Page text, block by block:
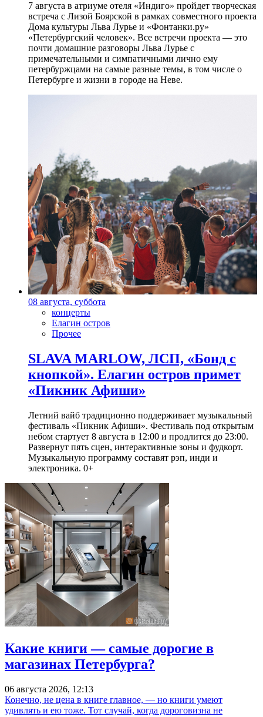
7 августа в атриуме отеля «Индиго» пройдет творческая
встреча с Лизой Боярской в рамках совместного проекта
Дома культуры Льва Лурье и «Фонтанки.ру»
«Петербургский человек». Все встречи проекта — это
почти домашние разговоры Льва Лурье с
примечательными и симпатичными лично ему
петербуржцами на самые разные темы, в том числе о
Петербурге и жизни в городе на Неве.
08 августа, суббота
концерты
Елагин остров
Прочее
SLAVA MARLOW, ЛСП, «Бонд с
кнопкой». Елагин остров примет
«Пикник Афиши»
Летний вайб традиционно поддерживает музыкальный
фестиваль «Пикник Афиши». Фестиваль под открытым
небом стартует 8 августа в 12:00 и продлится до 23:00.
Развернут пять сцен, интерактивные зоны и фудкорт.
Музыкальную программу составят рэп, инди и
электроника. 0+
Какие книги — самые дорогие в
магазинах Петербурга?
06 августа 2026, 12:13
Конечно, не цена в книге главное, — но книги умеют
удивлять и ею тоже. Тот случай, когда дороговизна не